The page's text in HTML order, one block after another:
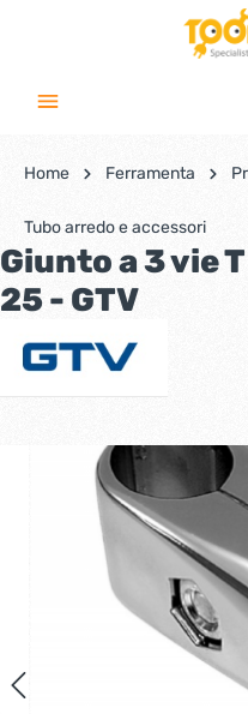
Home Ferramenta
Tubo arredo e accessori
Giunto a 3 vie
25 - GTV